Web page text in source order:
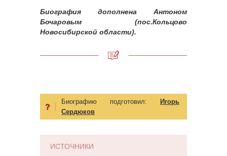
Биография дополнена Антоном
Бочаровым (пос.Кольцово
Новосибирской области).
Биографию подготовил:
Игорь
Сердюков
ИСТОЧНИКИ